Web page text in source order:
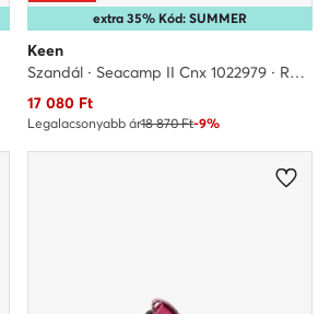
extra 35% Kód: SUMMER
Keen
Szandál · Seacamp II Cnx 1022979 · Rózsaszín
Aktuális ár
17 080Ft
Legalacsonyabb ár18 870 Ft-9%